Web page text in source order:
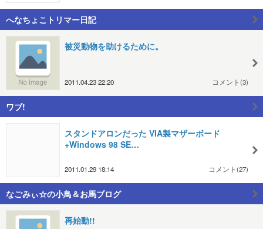
へなちょこトリマー日記
被災動物を助けるために。
2011.04.23 22:20 コメント(3)
ワブ!
スタンドアロンだった VIA製マザーボード
+Windows 98 SE…
2011.01.29 18:14 コメント(27)
なごみぃ☆の小鳥＆お馬ブログ
再始動!!